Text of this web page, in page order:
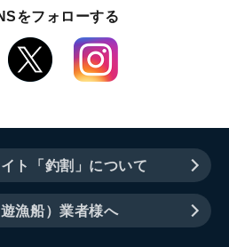
をフォローする
ト「釣割」について
漁船）業者様へ